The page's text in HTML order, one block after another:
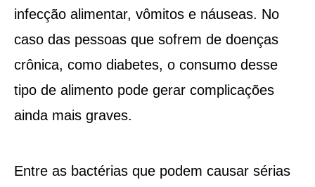
infecção alimentar, vômitos e náuseas. No
caso das pessoas que sofrem de doenças
crônica, como diabetes, o consumo desse
tipo de alimento pode gerar complicações
ainda mais graves.
Entre as bactérias que podem causar sérias